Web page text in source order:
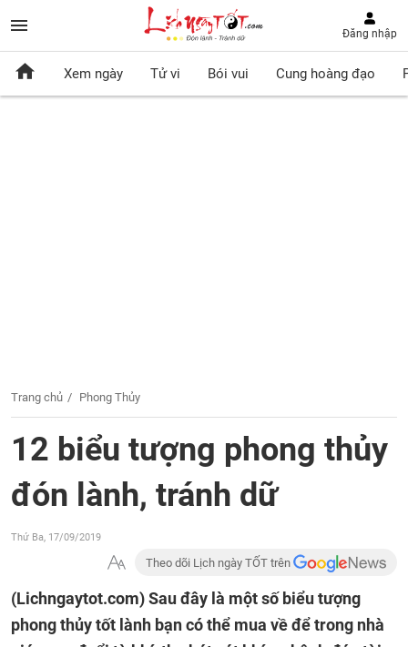
Đăng nhập
Xem ngày Tử vi Bói vui Cung hoàng đạo
Trang chủ Phong Thủy
12 biểu tượng phong thủy
đón lành, tránh dữ
Thứ Ba, 17/09/2019
Theo dõi Lịch ngày TỐT trên
(Lichngaytot.com)Sau đây là một số biểu tượng
phong thủy tốt lành bạn có thể mua về để trong nhà